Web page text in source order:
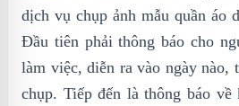
dịch vụ chụp ảnh mẫu quần áo
Đầu tiên phải thông báo cho
làm việc, diễn ra vào ngày nào,
chụp. Tiếp đến là thông báo về